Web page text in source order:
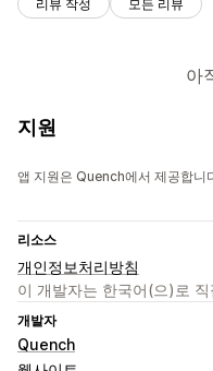
리뷰 작성 모든 리뷰
아
지원
앱 지원은 Quench에서 제공합니
리소스
개인정보처리방침
이 개발자는 한국어(으)로
개발자
Quench